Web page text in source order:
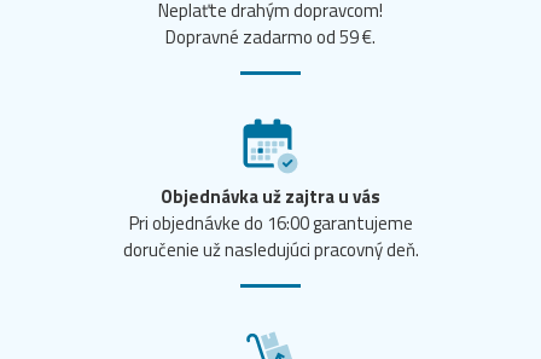
Neplaťte drahým dopravcom!
Dopravné zadarmo od 59 €.
Objednávka už zajtra u vás
Pri objednávke do 16:00 garantujeme
doručenie už nasledujúci pracovný deň.